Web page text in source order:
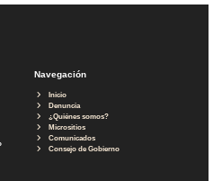
Navegación
Inicio
Denuncia
¿Quiénes somos?
Micrositios
Comunicados
Consejo de Gobierno